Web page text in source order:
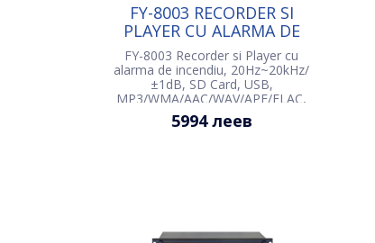
FY-8003 RECORDER SI
PLAYER CU ALARMA DE
INCENDIU
FY-8003 Recorder si Player cu
alarma de incendiu, 20Hz~20kHz/
±1dB, SD Card, USB,
MP3/WMA/AAC/WAV/APE/FLAC,
~220V/50Hz, 484x350x88mm
5994 леев